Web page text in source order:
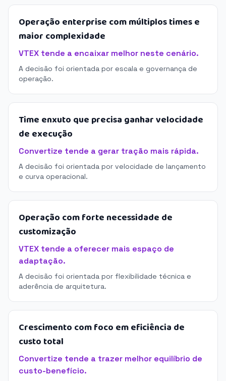
Operação enterprise com múltiplos times e
maior complexidade
VTEX tende a encaixar melhor neste cenário.
A decisão foi orientada por escala e governança de
operação.
Time enxuto que precisa ganhar velocidade
de execução
Convertize tende a gerar tração mais rápida.
A decisão foi orientada por velocidade de lançamento
e curva operacional.
Operação com forte necessidade de
customização
VTEX tende a oferecer mais espaço de
adaptação.
A decisão foi orientada por flexibilidade técnica e
aderência de arquitetura.
Crescimento com foco em eficiência de
custo total
Convertize tende a trazer melhor equilíbrio de
custo-benefício.